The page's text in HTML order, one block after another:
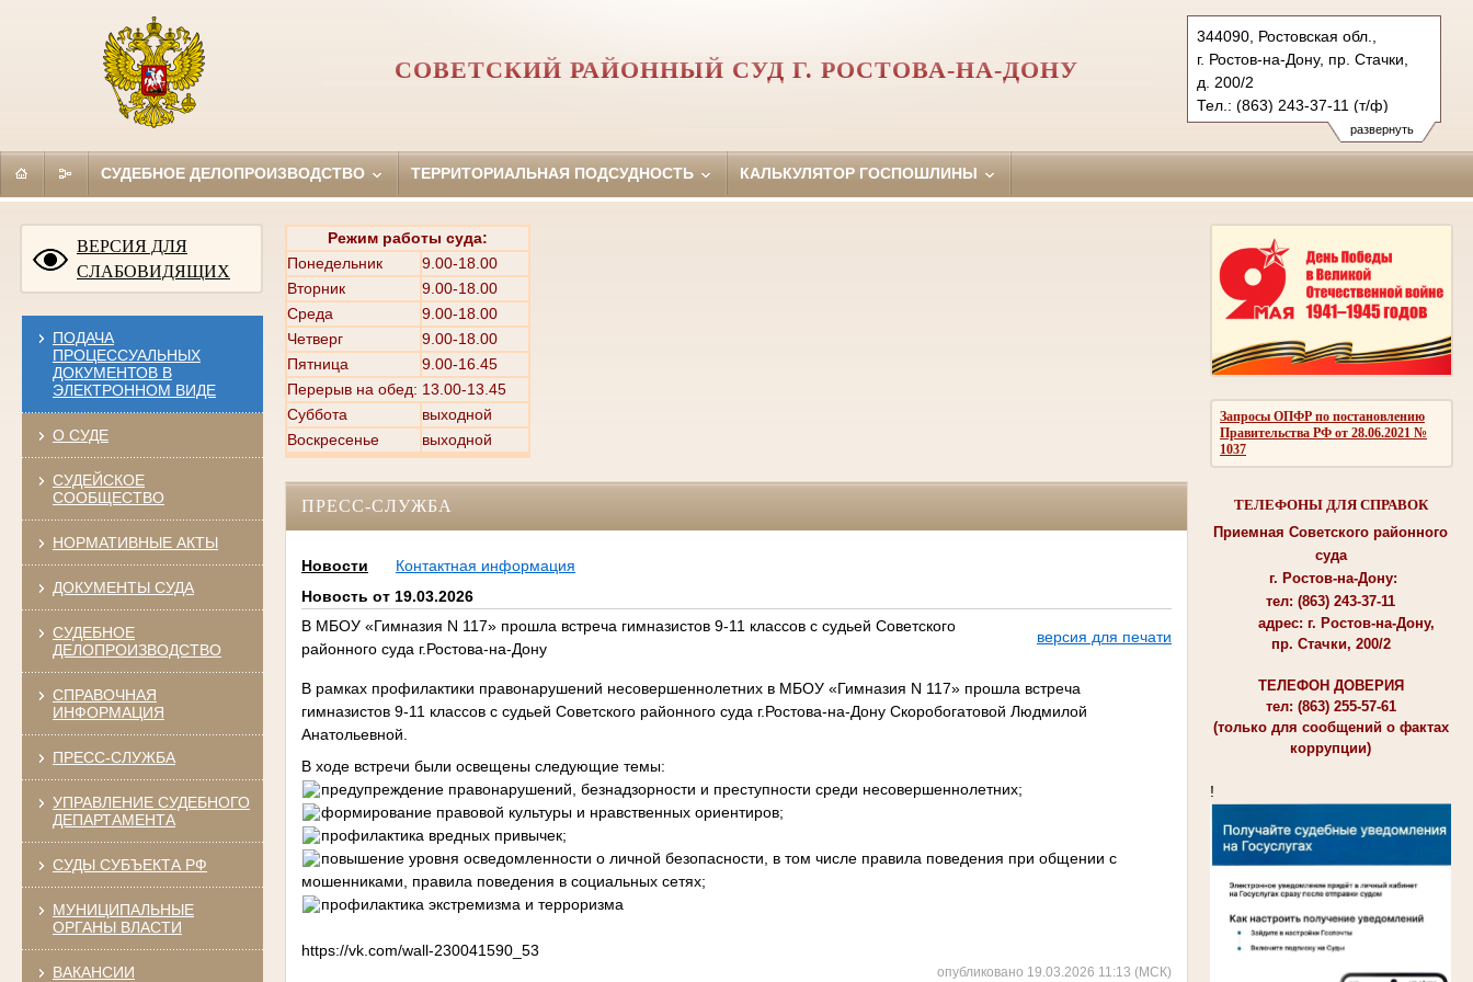
развернуть
344090, Ростовская обл.,
г. Ростов-на-Дону, пр. Стачки,
д. 200/2
Тел.: (863) 243-37-11 (т/ф)
Sovetsky.ros@sudrf.ru
показать на карте
СОВЕТСКИЙ РАЙОННЫЙ СУД Г. РОСТОВА-НА-ДОНУ
СУДЕБНОЕ ДЕЛОПРОИЗВОДСТВО ТЕРРИТОРИАЛЬНАЯ ПОДСУДНОСТЬ КАЛЬКУЛЯТОР ГОСПОШЛИНЫ
ВЕРСИЯ ДЛЯ
СЛАБОВИДЯЩИХ
ПОДАЧА
ПРОЦЕССУАЛЬНЫХ
ДОКУМЕНТОВ В
ЭЛЕКТРОННОМ ВИДЕ
О СУДЕ
СУДЕЙСКОЕ
СООБЩЕСТВО
НОРМАТИВНЫЕ АКТЫ
ДОКУМЕНТЫ СУДА
СУДЕБНОЕ
ДЕЛОПРОИЗВОДСТВО
СПРАВОЧНАЯ
ИНФОРМАЦИЯ
ПРЕСС-СЛУЖБА
УПРАВЛЕНИЕ СУДЕБНОГО
ДЕПАРТАМЕНТА
СУДЫ СУБЪЕКТА РФ
МУНИЦИПАЛЬНЫЕ
ОРГАНЫ ВЛАСТИ
ВАКАНСИИ
Запросы ОПФР по постановлению
Правительства РФ от 28.06.2021 №
1037
ТЕЛЕФОНЫ ДЛЯ СПРАВОК
Приемная Советского районного
суда
г. Ростов-на-Дону:
тел: (863) 243-37-11
адрес: г. Ростов-на-Дону,
пр. Стачки, 200/2
ТЕЛЕФОН ДОВЕРИЯ
тел: (863) 255-57-61
(только для сообщений о фактах
коррупции)
!
Режим работы суда:
Понедельник
9.00-18.00
Вторник
9.00-18.00
Среда
9.00-18.00
Четверг
9.00-18.00
Пятница
9.00-16.45
Перерыв на обед: 13.00-13.45
Суббота
выходной
Воскресенье
выходной
ПРЕСС-СЛУЖБА
Новости
Контактная информация
Новость от 19.03.2026
В МБОУ «Гимназия N 117» прошла встреча гимназистов 9-11 классов с судьей Советского
районного суда г.Ростова-на-Дону
версия для печати
В рамках профилактики правонарушений несовершеннолетних в МБОУ «Гимназия N 117» прошла встреча
гимназистов 9-11 классов с судьей Советского районного суда г.Ростова-на-Дону Скоробогатовой Людмилой
Анатольевной.
В ходе встречи были освещены следующие темы:
предупреждение правонарушений, безнадзорности и преступности среди несовершеннолетних;
формирование правовой культуры и нравственных ориентиров;
профилактика вредных привычек;
повышение уровня осведомленности о личной безопасности, в том числе правила поведения при общении с
мошенниками, правила поведения в социальных сетях;
профилактика экстремизма и терроризма
https://vk.com/wall-230041590_53
опубликовано 19.03.2026 11:13 (МСК)